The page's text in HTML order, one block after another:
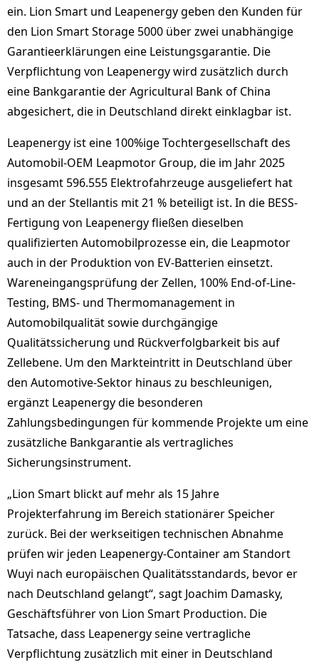
ein. Lion Smart und Leapenergy geben den Kunden für
den Lion Smart Storage 5000 über zwei unabhängige
Garantieerklärungen eine Leistungsgarantie. Die
Verpflichtung von Leapenergy wird zusätzlich durch
eine Bankgarantie der Agricultural Bank of China
abgesichert, die in Deutschland direkt einklagbar ist.
Leapenergy ist eine 100%ige Tochtergesellschaft des
Automobil-OEM Leapmotor Group, die im Jahr 2025
insgesamt 596.555 Elektrofahrzeuge ausgeliefert hat
und an der Stellantis mit 21 % beteiligt ist. In die BESS-
Fertigung von Leapenergy fließen dieselben
qualifizierten Automobilprozesse ein, die Leapmotor
auch in der Produktion von EV-Batterien einsetzt.
Wareneingangsprüfung der Zellen, 100% End-of-Line-
Testing, BMS- und Thermomanagement in
Automobilqualität sowie durchgängige
Qualitätssicherung und Rückverfolgbarkeit bis auf
Zellebene. Um den Markteintritt in Deutschland über
den Automotive-Sektor hinaus zu beschleunigen,
ergänzt Leapenergy die besonderen
Zahlungsbedingungen für kommende Projekte um eine
zusätzliche Bankgarantie als vertragliches
Sicherungsinstrument.
„Lion Smart blickt auf mehr als 15 Jahre
Projekterfahrung im Bereich stationärer Speicher
zurück. Bei der werkseitigen technischen Abnahme
prüfen wir jeden Leapenergy-Container am Standort
Wuyi nach europäischen Qualitätsstandards, bevor er
nach Deutschland gelangt“, sagt Joachim Damasky,
Geschäftsführer von Lion Smart Production. Die
Tatsache, dass Leapenergy seine vertragliche
Verpflichtung zusätzlich mit einer in Deutschland